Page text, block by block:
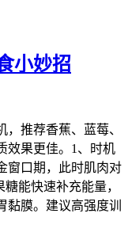
小妙招
推荐香蕉、蓝莓、
效果更佳。1、时机
窗口期，此时肌肉对
能快速补充能量，
膜。建议高强度训